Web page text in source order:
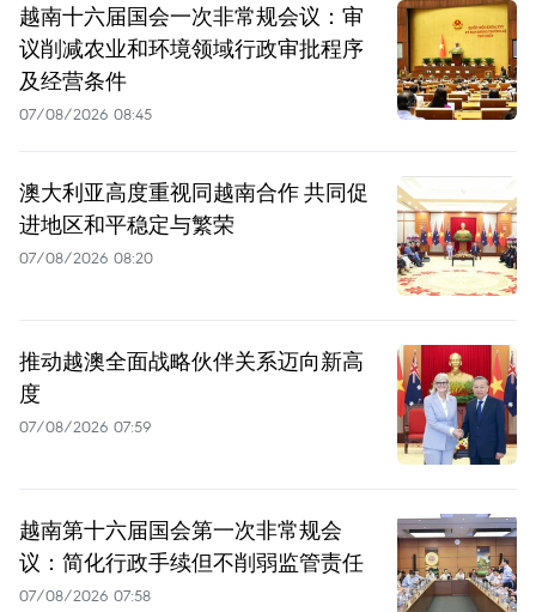
越南十六届国会一次非常规会议：审
议削减农业和环境领域行政审批程序
及经营条件
07/08/2026 08:45
澳大利亚高度重视同越南合作 共同促
进地区和平稳定与繁荣
07/08/2026 08:20
推动越澳全面战略伙伴关系迈向新高
度
07/08/2026 07:59
越南第十六届国会第一次非常规会
议：简化行政手续但不削弱监管责任
07/08/2026 07:58